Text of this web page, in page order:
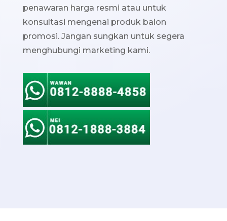
penawaran harga resmi atau untuk
konsultasi mengenai produk balon
promosi. Jangan sungkan untuk segera
menghubungi marketing kami.